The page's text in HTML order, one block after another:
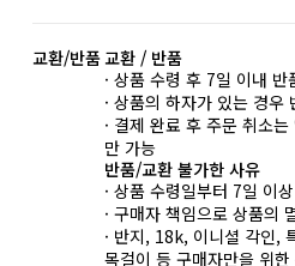
교환/반품 교환 / 반품
· 상품 수령 후 7일 이내
· 상품의 하자가 있는 경우
· 결제 완료 후 주문 취소
만 가능
반품/교환 불가한 사유
· 상품 수령일부터 7일 이
· 구매자 책임으로 상품의
· 반지, 18k, 이니셜 각인,
목걸이 등 구매자만을 위